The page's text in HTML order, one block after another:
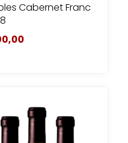
Cabernet Franc